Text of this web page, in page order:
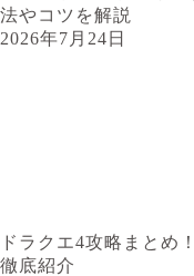
法やコツを解説
2026年7月24日
ドラクエ4攻略まとめ
徹底紹介